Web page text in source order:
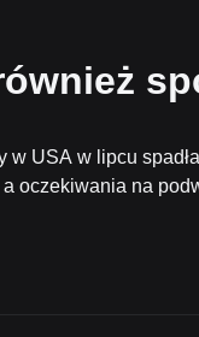
w USA w lipcu
a oczekiwania na